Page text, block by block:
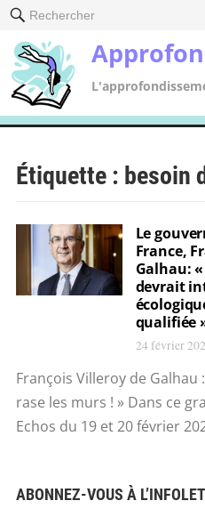
Rechercher
Étiquette : besoin
Le
France,
Galhau: «
devrait
qualifiée
24 février
François Villeroy de Galhau
rase les murs ! » Dans ce
Echos du 19 et 20 février
ABONNEZ-VOUS À